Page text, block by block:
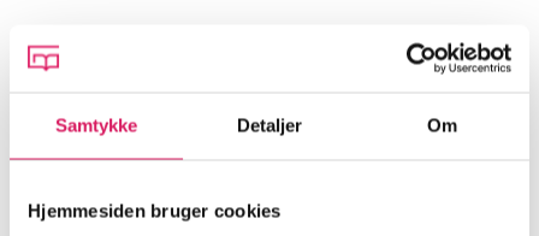
Samtykke Detaljer Om
Hjemmesiden bruger cookies
Seneste udgave, bog
metode er at tilvejebringe en grundlæggende